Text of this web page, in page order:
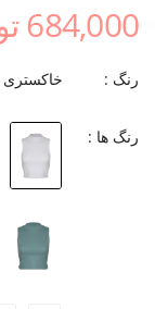
684,000 تومان
رنگ : خاکستری
رنگ ها :